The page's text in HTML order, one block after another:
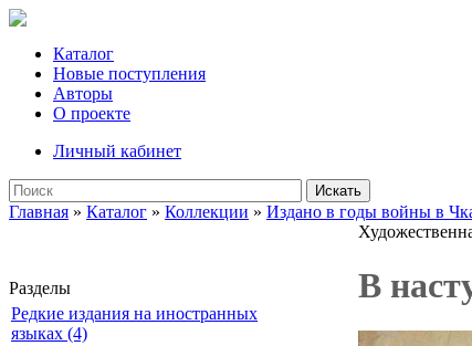
Каталог
Новые поступления
Авторы
О проекте
Личный кабинет
Искать
Главная » Каталог » Коллекции » Издано в годы войны в
Разделы
Редкие издания на иностранных
языках (4)
В